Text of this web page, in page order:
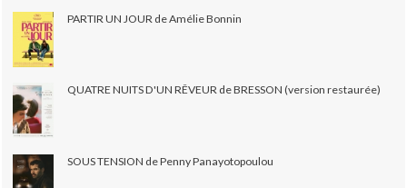
PARTIR UN JOUR de Amélie Bonnin
QUATRE NUITS D'UN RÊVEUR de BRESSON (version restaurée)
SOUS TENSION de Penny Panayotopoulou